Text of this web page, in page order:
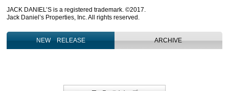
JACK DANIEL’S is a registered trademark. ©2017.
Jack Daniel’s Properties, Inc. All rights reserved.
NEW RELEASE ARCHIVE